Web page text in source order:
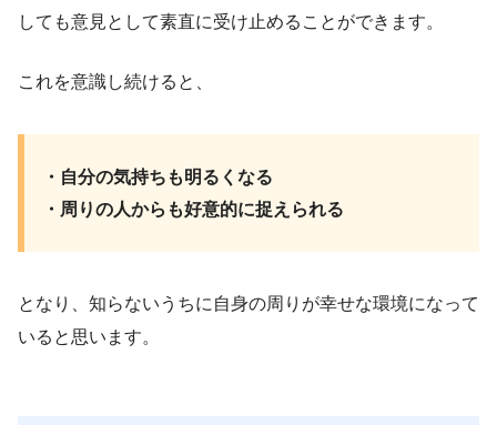
しても意見として素直に受け止めることができます。
これを意識し続けると、
・自分の気持ちも明るくなる
・周りの人からも好意的に捉えられる
となり、知らないうちに自身の周りが幸せな環境になって
いると思います。